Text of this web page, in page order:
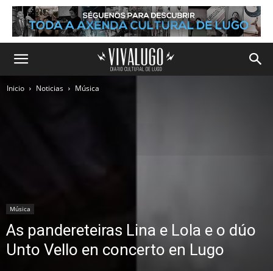
Inicio Noticias Música
Música
As pandereteiras Lina e Lola e o dúo
Unto Vello en concerto en Lugo